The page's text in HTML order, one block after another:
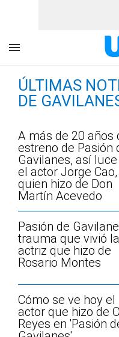
ÚLTIMAS
DE
A más de 20 años
estreno de Pasión
Gavilanes, así
el actor Jorge Cao,
quien hizo de Don
Martín Acevedo
Pasión de
trauma que vivió la
actriz que hizo de
Rosario Montes
Cómo se ve hoy el
actor que hizo de
Reyes en 'Pasión